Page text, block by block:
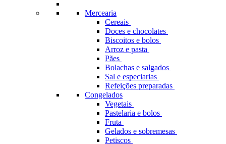
Mercearia
Cereais
Doces e chocolates
Biscoitos e bolos
Arroz e pasta
Pães
Bolachas e salgados
Sal e especiarias
Refeições preparadas
Congelados
Vegetais
Pastelaria e bolos
Fruta
Gelados e sobremesas
Petiscos